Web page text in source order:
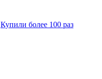
Купили более 100 раз